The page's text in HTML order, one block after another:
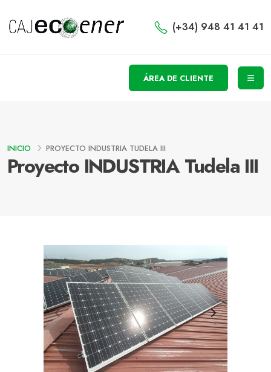
(+34) 948 41 41 41
ÁREA DE CLIENTE
Proyecto INDUSTRIA Tudela III
INICIO PROYECTO INDUSTRIA TUDELA III